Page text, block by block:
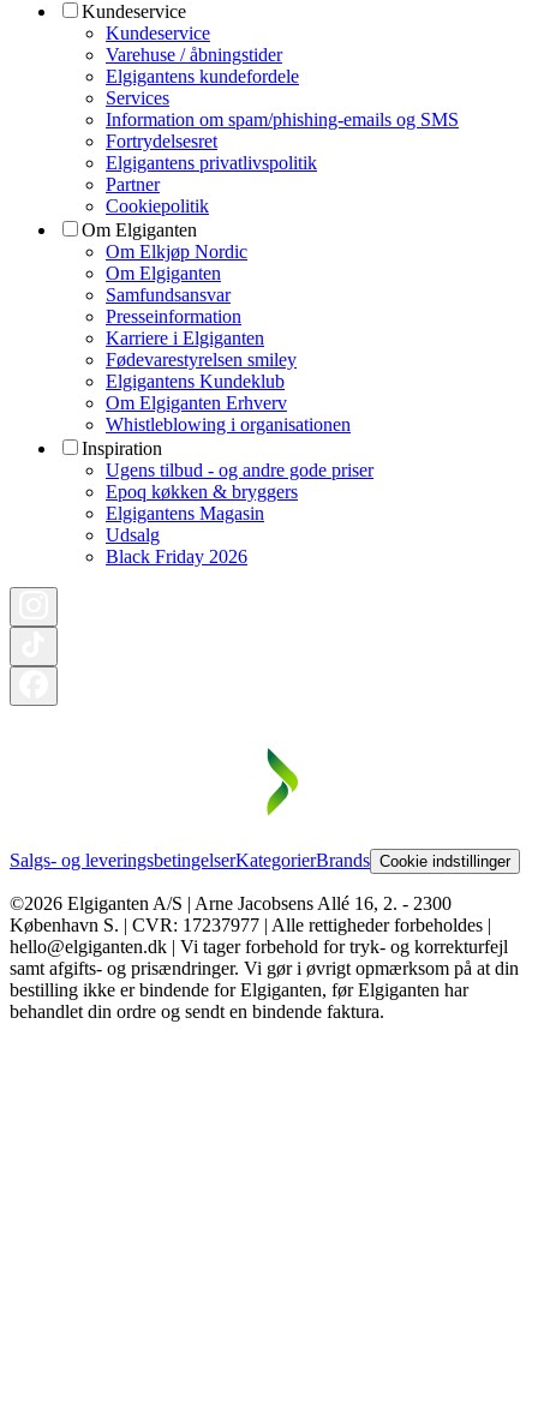
Kundeservice
Kundeservice
Varehuse / åbningstider
Elgigantens kundefordele
Services
Information om spam/phishing-emails og SMS
Fortrydelsesret
Elgigantens privatlivspolitik
Partner
Cookiepolitik
Om Elgiganten
Om Elkjøp Nordic
Om Elgiganten
Samfundsansvar
Presseinformation
Karriere i Elgiganten
Fødevarestyrelsen smiley
Elgigantens Kundeklub
Om Elgiganten Erhverv
Whistleblowing i organisationen
Inspiration
Ugens tilbud - og andre gode priser
Epoq køkken & bryggers
Elgigantens Magasin
Udsalg
Black Friday 2026
Salgs- og leveringsbetingelserKategorierBrands Cookie indstillinger
©2026 Elgiganten A/S | Arne Jacobsens Allé 16, 2. - 2300
København S. | CVR: 17237977 | Alle rettigheder forbeholdes |
hello@elgiganten.dk | Vi tager forbehold for tryk- og korrekturfejl
samt afgifts- og prisændringer. Vi gør i øvrigt opmærksom på at din
bestilling ikke er bindende for Elgiganten, før Elgiganten har
behandlet din ordre og sendt en bindende faktura.